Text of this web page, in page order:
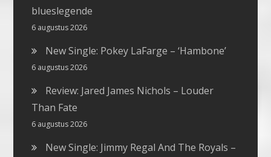
blueslegende
6 augustus 2026
New Single: Pokey LaFarge – ‘Hambone’
6 augustus 2026
Review: Jared James Nichols – Louder
Than Fate
6 augustus 2026
New Single: Jimmy Regal And The Royals –